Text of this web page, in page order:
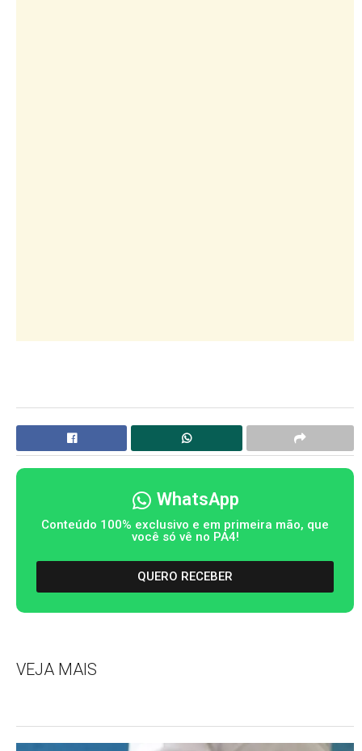
WhatsApp
Conteúdo 100% exclusivo e em primeira mão, que
você só vê no PA4!
QUERO RECEBER
VEJA MAIS